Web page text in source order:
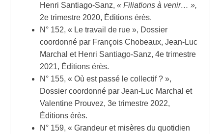
Henri Santiago-Sanz, « Filiations à venir… »,
2e trimestre 2020, Éditions érès.
N° 152, « Le travail de rue », Dossier
coordonné par François Chobeaux, Jean-Luc
Marchal et Henri Santiago-Sanz, 4e trimestre
2021, Éditions érès.
N° 155, « Où est passé le collectif ? »,
Dossier coordonné par Jean-Luc Marchal et
Valentine Prouvez, 3e trimestre 2022,
Éditions érès.
N° 159, « Grandeur et misères du quotidien